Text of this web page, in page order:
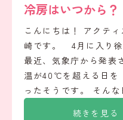
続きを見る
冷房はいつから？
こんにちは！ アクテ
崎です。 4月に入り徐
最近、気象庁から発表
温が40℃を超える日を
ったそうです。 そん